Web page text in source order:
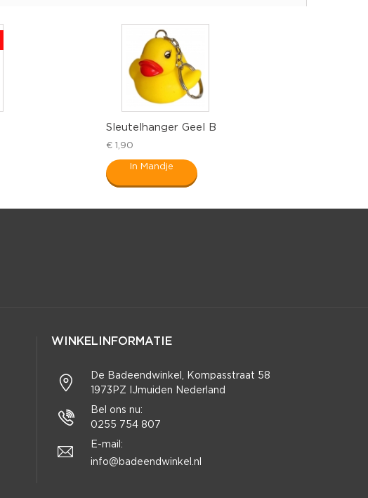
Sleutelhanger Geel B
€ 1,90
In Mandje
WINKELINFORMATIE
De Badeendwinkel, Kompasstraat 58
1973PZ IJmuiden Nederland
Bel ons nu:
0255 754 807
E-mail:
info@badeendwinkel.nl